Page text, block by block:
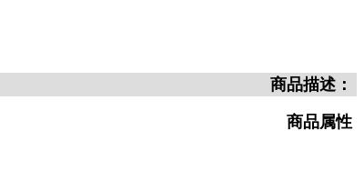
商品描述：
商品属性